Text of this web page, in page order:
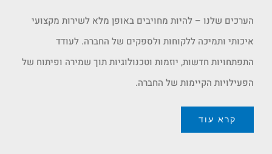
הערכים שלנו – להיות מחויבים באופן מלא לשירות מקצועי
איכותי ותמיכה ללקוחות ולספקים של החברה. לעודד
התפתחויות חדשות, יוזמות וטכנולוגיות תוך שמירה ופיתוח של
הפעילויות הקיימות של החברה.
קרא עוד